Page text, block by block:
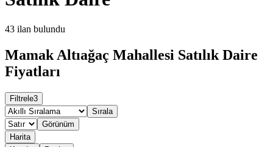
43 ilan bulundu
Mamak Altıağaç Mahallesi Satılık Daire
Fiyatları
Filtrele3
Sırala
Görünüm
Harita